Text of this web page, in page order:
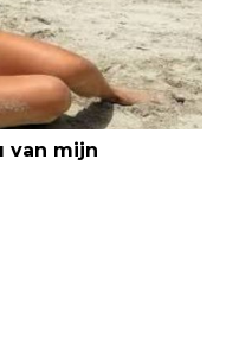
van mijn